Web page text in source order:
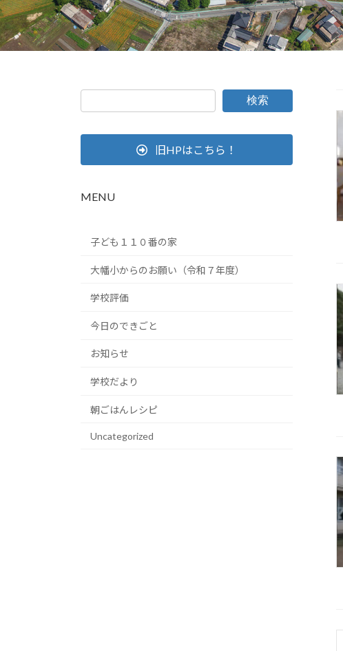
検索
旧HPはこちら！
MENU
子ども１１０番の家
大幡小からのお願い（令和７年度）
学校評価
今日のできごと
お知らせ
学校だより
朝ごはんレシピ
Uncategorized